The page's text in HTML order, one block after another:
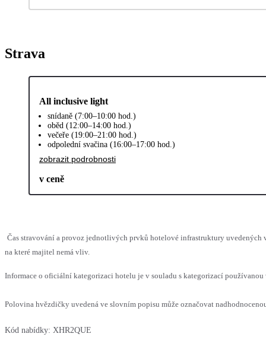
Strava
All inclusive light
snídaně (7:00–10:00 hod.)
oběd (12:00–14:00 hod.)
večeře (19:00–21:00 hod.)
odpolední svačina (16:00–17:00 hod.)
zobrazit podrobnosti
v ceně
Čas stravování a provoz jednotlivých prvků hotelové infrastruktury uvedených
na které majitel nemá vliv.
Informace o oficiální kategorizaci hotelu je v souladu s kategorizací
Polovina hvězdičky uvedená ve slovním popisu může označovat
Kód nabídky: XHR2QUE